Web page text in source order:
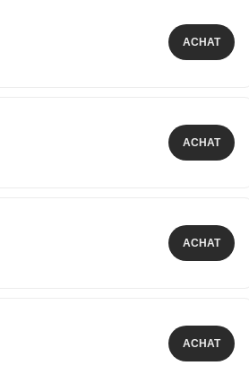
ACHAT
ACHAT
ACHAT
ACHAT